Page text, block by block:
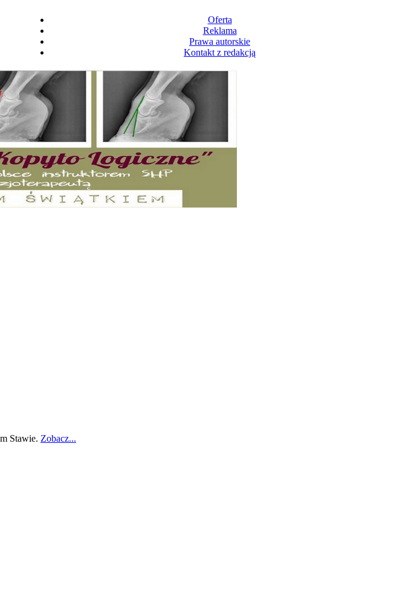
Oferta
Reklama
Prawa autorskie
Kontakt z redakcją
Stawie. Zobacz...